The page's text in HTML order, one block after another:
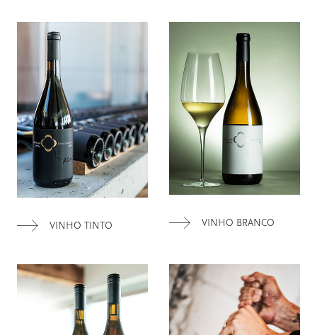
VINHO TINTO VINHO BRANCO